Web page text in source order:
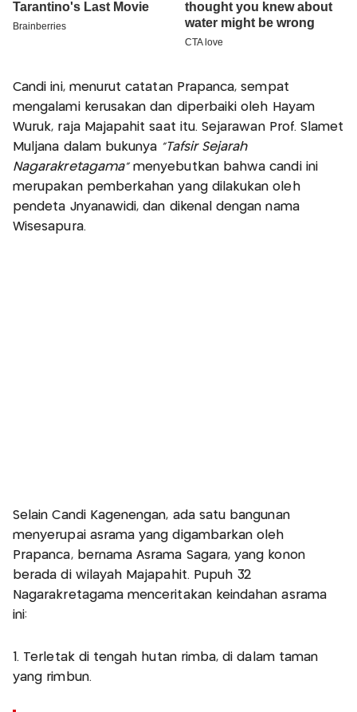
Candi ini, menurut catatan Prapanca, sempat
mengalami kerusakan dan diperbaiki oleh Hayam
Wuruk, raja Majapahit saat itu. Sejarawan Prof. Slamet
Muljana dalam bukunya "Tafsir Sejarah
Nagarakretagama"menyebutkan bahwa candi ini
merupakan pemberkahan yang dilakukan oleh
pendeta Jnyanawidi, dan dikenal dengan nama
Wisesapura.
Selain Candi Kagenengan, ada satu bangunan
menyerupai asrama yang digambarkan oleh
Prapanca, bernama Asrama Sagara, yang konon
berada di wilayah Majapahit. Pupuh 32
Nagarakretagama menceritakan keindahan asrama
ini:
1. Terletak di tengah hutan rimba, di dalam taman
yang rimbun.